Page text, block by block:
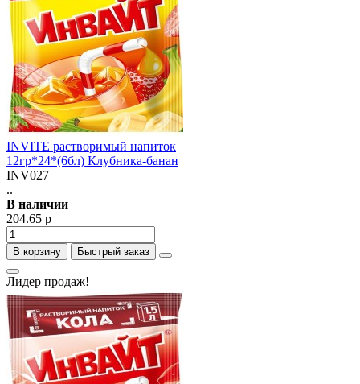
INVITE растворимый напиток
12гр*24*(6бл) Клубника-банан
INV027
..
В наличии
204.65 р
В корзину Быстрый заказ
Лидер продаж!